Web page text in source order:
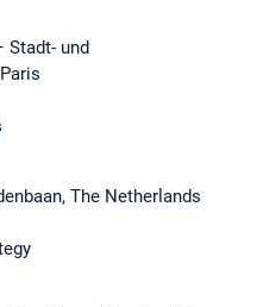
Stadt- und
The Netherlands